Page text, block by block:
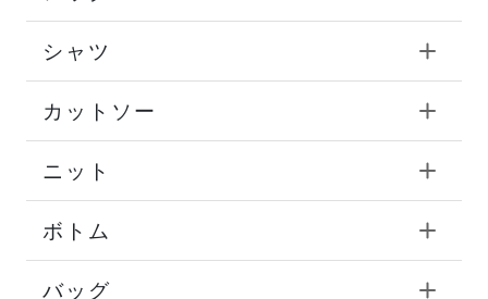
シャツ
カットソー
ニット
ボトム
バッグ